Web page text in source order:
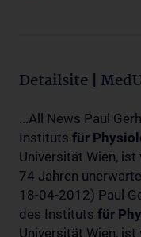
Detailsite |
...All News Paul
Instituts für
Universität Wien,
74 Jahren
18-04-2012) Paul
des Instituts für
Universität Wien,